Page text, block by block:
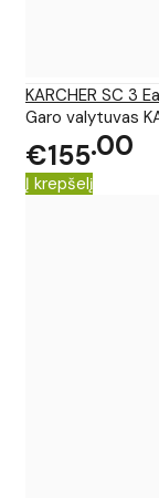
KARCHER SC 3
Garo valytuvas
€15500
Į krepšelį